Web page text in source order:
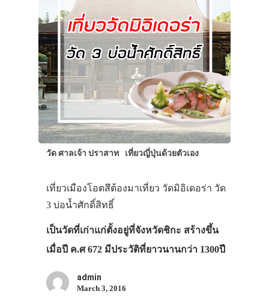
วัด ศาลเจ้า ปราสาท เที่ยวญี่ปุ่นด้วยตัวเอง
เที่ยวเมืองโอตสึต้องมาเที่ยว วัดมิอิเดอร่า วัด
3 บ่อน้ำศักดิ์สิทธิ์
เป็นวัดที่เก่าแก่ตั้งอยู่ที่จังหวัดชิกะ สร้างขึ้น
เมื่อปี ค.ศ 672 มีประวัติที่ยาวนานกว่า 1300ปี
admin
March 3, 2016
เอง
รถบัส
เดินทาง
ทัวร์
ที่พัก
สาระน่ารู้
VIDEO
ภาพประทับใจ